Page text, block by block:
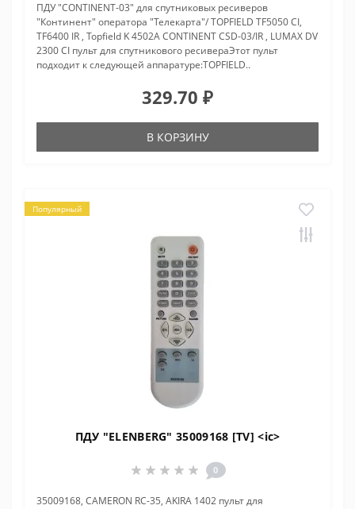
ПДУ "CONTINENT-03" для спутниковых ресиверов
"Континент" оператора "Телекарта"/ TOPFIELD TF5050 CI,
TF6400 IR , Topfield K 4502A CONTINENT CSD-03/IR , LUMAX DV
2300 CI пульт для спутникового ресивераЭтот пульт
подходит к следующей аппаратуре:TOPFIELD..
329.70 ₽
В КОРЗИНУ
Популярный
ПДУ "ELENBERG" 35009168 [TV] <ic>
0
35009168, CAMERON RC-35, AKIRA 1402 пульт для